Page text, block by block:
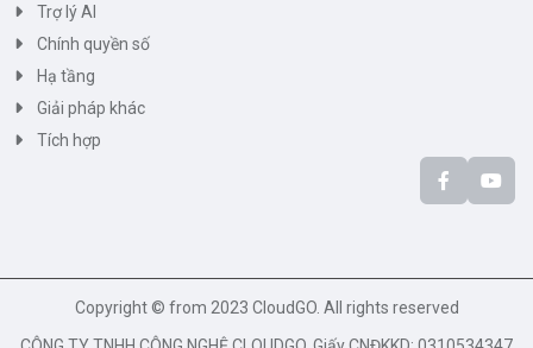
Trợ lý AI
Chính quyền số
Hạ tầng
Giải pháp khác
Tích hợp
Copyright © from 2023 CloudGO. All rights reserved